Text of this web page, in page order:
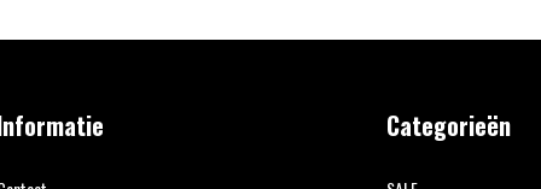
Categorieën